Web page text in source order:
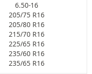
6.50-16
205/75 R16
205/80 R16
215/70 R16
225/65 R16
235/60 R16
235/65 R16